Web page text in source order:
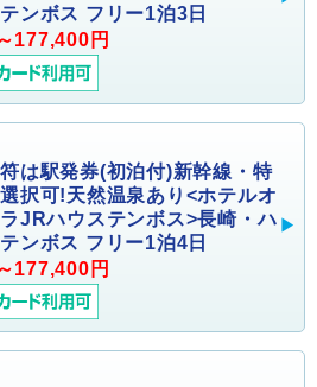
ンボス フリー1泊3日
177,400円
は駅発券(初泊付)新幹線・特
択可!天然温泉あり<ホテルオ
JRハウステンボス>長崎・ハ
ンボス フリー1泊4日
177,400円